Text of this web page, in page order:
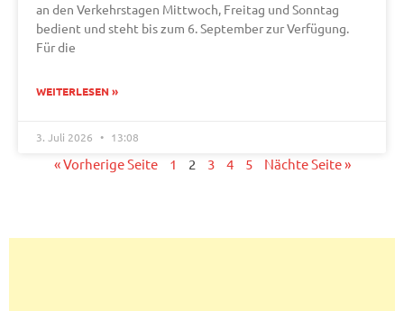
an den Verkehrstagen Mittwoch, Freitag und Sonntag
bedient und steht bis zum 6. September zur Verfügung.
Für die
WEITERLESEN »
3. Juli 2026 13:08
« Vorherige Seite 1 2 3 4 5 Nächte Seite »